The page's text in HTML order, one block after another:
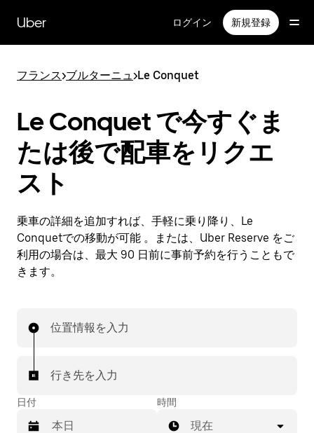
Uber ログイン 新規登録
フランス>ブルターニュ>Le Conquet
Le Conquet で今すぐま
たは後で配車をリクエ
スト
乗車の詳細を追加すれば、手軽に乗り降り、Le
Conquetでの移動が可能 。または、Uber Reserve をご
利用の場合は、最大 90 日前に事前予約を行うこともで
きます。
位置情報を入力
行き先を入力
日付 時間
現在